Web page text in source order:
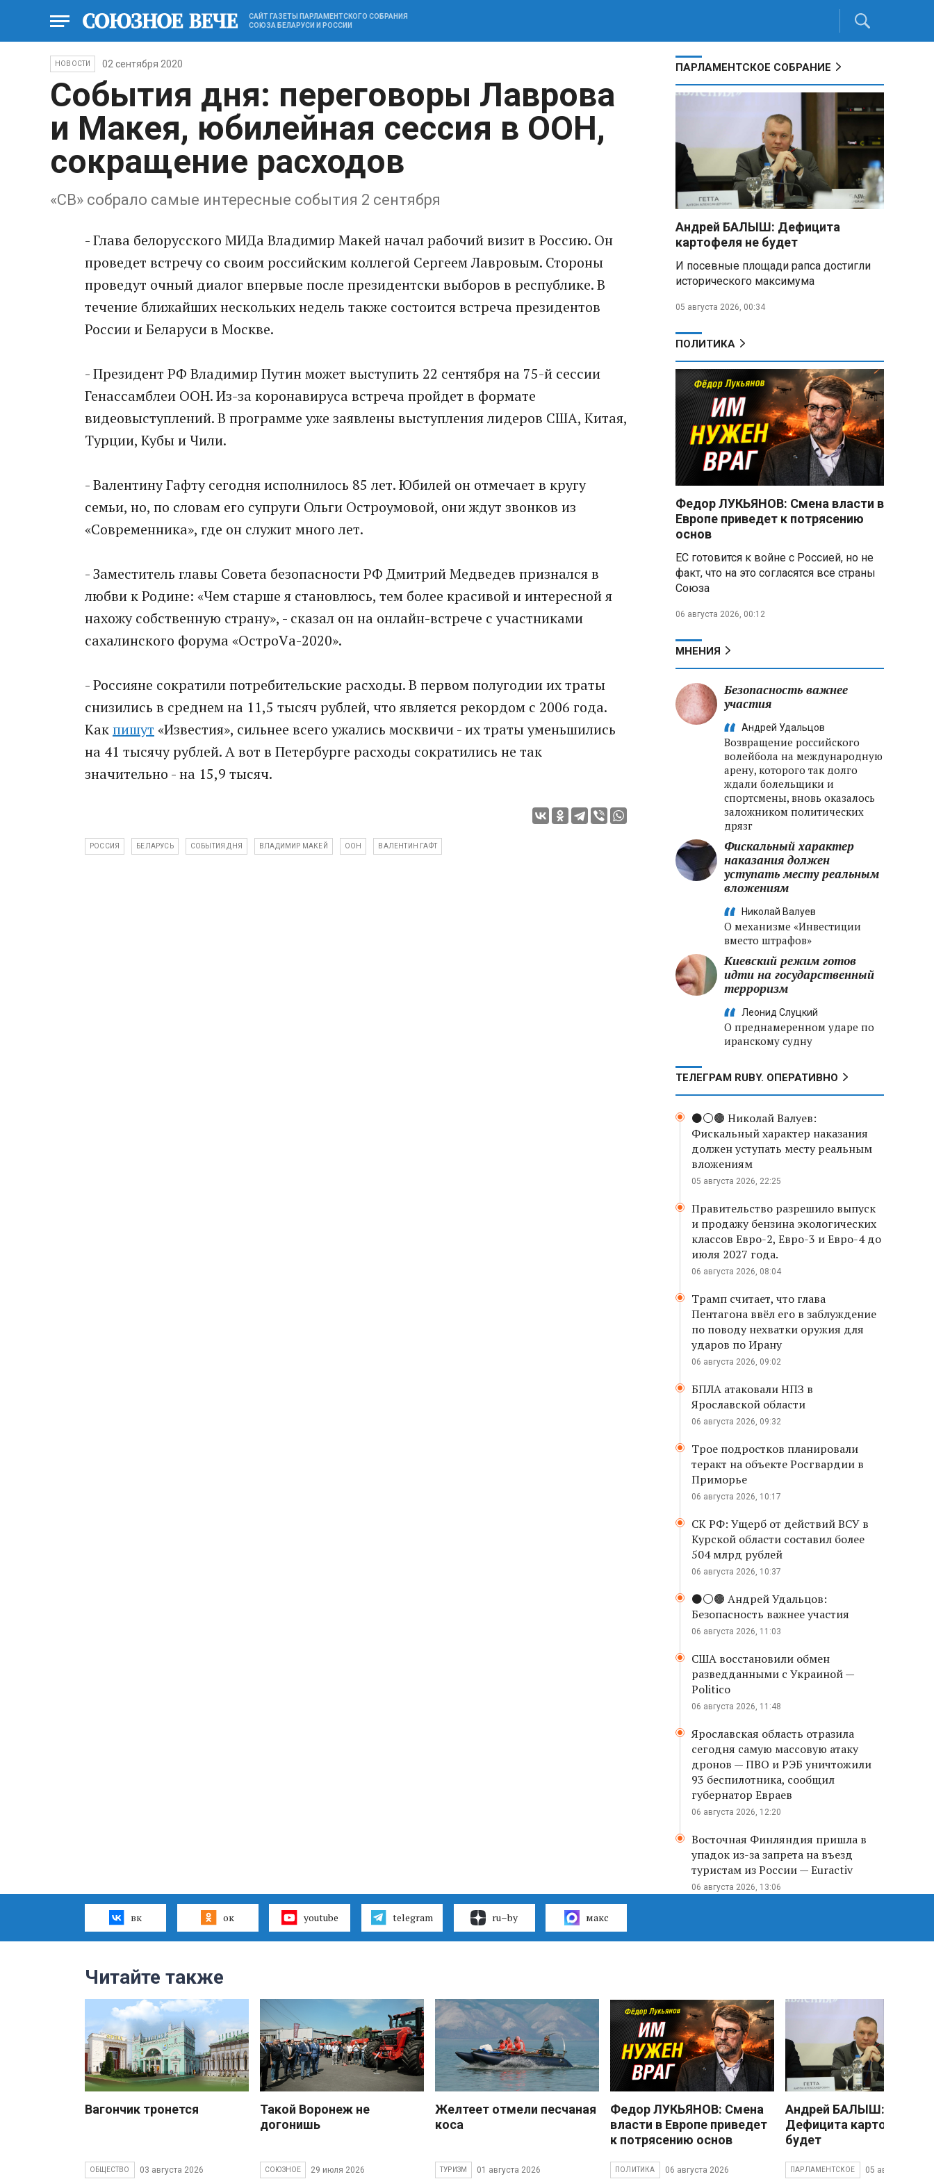
САЙТ ГАЗЕТЫ ПАРЛАМЕНТСКОГО СОБРАНИЯ
СОЮЗА БЕЛАРУСИ И РОССИИ
НОВОСТИ 02 сентября 2020
События дня: переговоры Лаврова
и Макея, юбилейная сессия в ООН,
сокращение расходов
«СВ» собрало самые интересные события 2 сентября
- Глава белорусского МИДа Владимир Макей начал рабочий визит в Россию. Он
проведет встречу со своим российским коллегой Сергеем Лавровым. Стороны
проведут очный диалог впервые после президентски выборов в республике. В
течение ближайших нескольких недель также состоится встреча президентов
России и Беларуси в Москве.
- Президент РФ Владимир Путин может выступить 22 сентября на 75-й сессии
Генассамблеи ООН. Из-за коронавируса встреча пройдет в формате
видеовыступлений. В программе уже заявлены выступления лидеров США, Китая,
Турции, Кубы и Чили.
- Валентину Гафту сегодня исполнилось 85 лет. Юбилей он отмечает в кругу
семьи, но, по словам его супруги Ольги Остроумовой, они ждут звонков из
«Современника», где он служит много лет.
- Заместитель главы Совета безопасности РФ Дмитрий Медведев признался в
любви к Родине: «Чем старше я становлюсь, тем более красивой и интересной я
нахожу собственную страну», - сказал он на онлайн-встрече с участниками
сахалинского форума «ОстроVа-2020».
- Россияне сократили потребительские расходы. В первом полугодии их траты
снизились в среднем на 11,5 тысяч рублей, что является рекордом с 2006 года.
Какпишут «Известия», сильнее всего ужались москвичи - их траты уменьшились
на 41 тысячу рублей. А вот в Петербурге расходы сократились не так
значительно - на 15,9 тысяч.
РОССИЯ БЕЛАРУСЬ СОБЫТИЯ ДНЯ ВЛАДИМИР МАКЕЙ ООН ВАЛЕНТИН ГАФТ
ПАРЛАМЕНТСКОЕ СОБРАНИЕ
Андрей БАЛЫШ: Дефицита
картофеля не будет
И посевные площади рапса достигли
исторического максимума
05 августа 2026, 00:34
ПОЛИТИКА
Федор ЛУКЬЯНОВ: Смена власти в
Европе приведет к потрясению
основ
ЕС готовится к войне с Россией, но не
факт, что на это согласятся все страны
Союза
06 августа 2026, 00:12
МНЕНИЯ
Безопасность важнее
участия
Андрей Удальцов
Возвращение российского
волейбола на международную
арену, которого так долго
ждали болельщики и
спортсмены, вновь оказалось
заложником политических
дрязг
Фискальный характер
наказания должен
уступать месту реальным
вложениям
Николай Валуев
О механизме «Инвестиции
вместо штрафов»
Киевский режим готов
идти на государственный
терроризм
Леонид Слуцкий
О преднамеренном ударе по
иранскому судну
ТЕЛЕГРАМ RUBY. ОПЕРАТИВНО
⚫️⚪️🟤 Николай Валуев:
Фискальный характер наказания
должен уступать месту реальным
вложениям
05 августа 2026, 22:25
Правительство разрешило выпуск
и продажу бензина экологических
классов Евро-2, Евро-3 и Евро-4 до
июля 2027 года.
06 августа 2026, 08:04
Трамп считает, что глава
Пентагона ввёл его в заблуждение
по поводу нехватки оружия для
ударов по Ирану
06 августа 2026, 09:02
БПЛА атаковали НПЗ в
Ярославской области
06 августа 2026, 09:32
Трое подростков планировали
теракт на объекте Росгвардии в
Приморье
06 августа 2026, 10:17
СК РФ: Ущерб от действий ВСУ в
Курской области составил более
504 млрд рублей
06 августа 2026, 10:37
⚫️⚪️🟤 Андрей Удальцов:
Безопасность важнее участия
06 августа 2026, 11:03
США восстановили обмен
разведданными с Украиной —
Politico
06 августа 2026, 11:48
Ярославская область отразила
сегодня самую массовую атаку
дронов — ПВО и РЭБ уничтожили
93 беспилотника, сообщил
губернатор Евраев
06 августа 2026, 12:20
Восточная Финляндия пришла в
упадок из-за запрета на въезд
туристам из России — Euractiv
06 августа 2026, 13:06
вк ок youtube telegram ru–by макс
Читайте также
Вагончик тронется
ОБЩЕСТВО 03 августа 2026
Такой Воронеж не
догонишь
СОЮЗНОЕ 29 июля 2026
Желтеет отмели песчаная
коса
ТУРИЗМ 01 августа 2026
Федор ЛУКЬЯНОВ: Смена
власти в Европе приведет
к потрясению основ
ПОЛИТИКА 06 августа 2026
Андрей БАЛЫШ:
Дефицита картофеля не
будет
ПАРЛАМЕНТСКОЕ 05 августа 2026